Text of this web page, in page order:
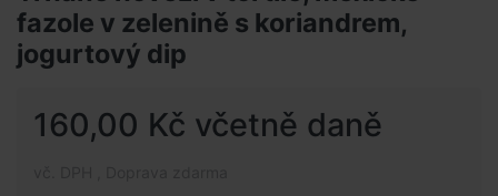
fazole v zelenině s koriandrem,
jogurtový dip
160,00 Kč včetně daně